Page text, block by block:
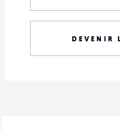
DEVENIR